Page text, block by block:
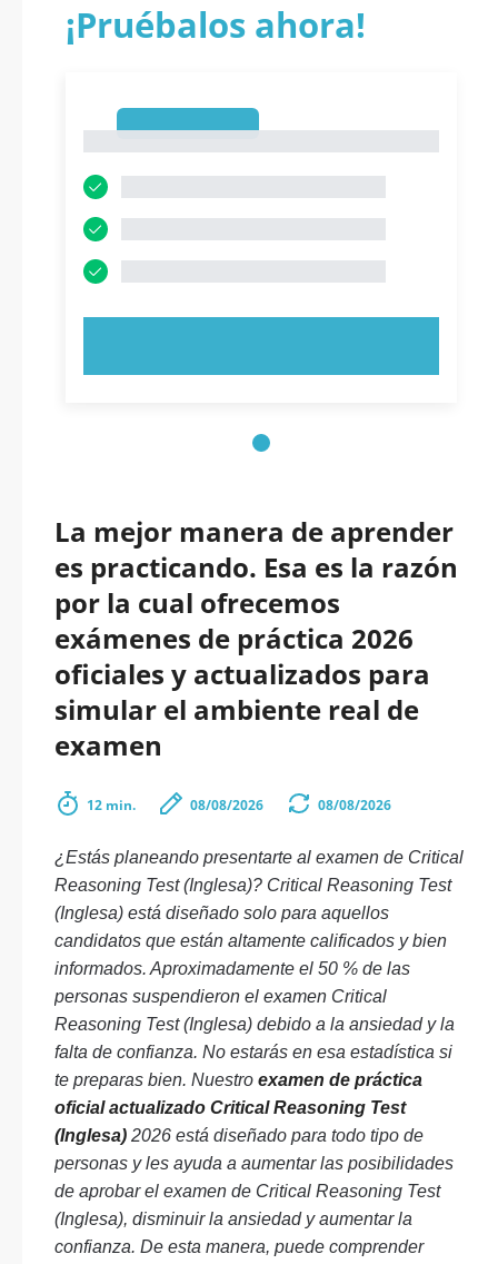
¡Pruébalos ahora!
La mejor manera de aprender
es practicando. Esa es la razón
por la cual ofrecemos
exámenes de práctica 2026
oficiales y actualizados para
simular el ambiente real de
examen
12 min. 08/08/2026 08/08/2026
¿Estás planeando presentarte al examen de Critical
Reasoning Test (Inglesa)? Critical Reasoning Test
(Inglesa) está diseñado solo para aquellos
candidatos que están altamente calificados y bien
informados. Aproximadamente el 50 % de las
personas suspendieron el examen Critical
Reasoning Test (Inglesa) debido a la ansiedad y la
falta de confianza. No estarás en esa estadística si
te preparas bien. Nuestro examen de práctica
oficial actualizado Critical Reasoning Test
(Inglesa) 2026 está diseñado para todo tipo de
personas y les ayuda a aumentar las posibilidades
de aprobar el examen de Critical Reasoning Test
(Inglesa), disminuir la ansiedad y aumentar la
confianza. De esta manera, puede comprender